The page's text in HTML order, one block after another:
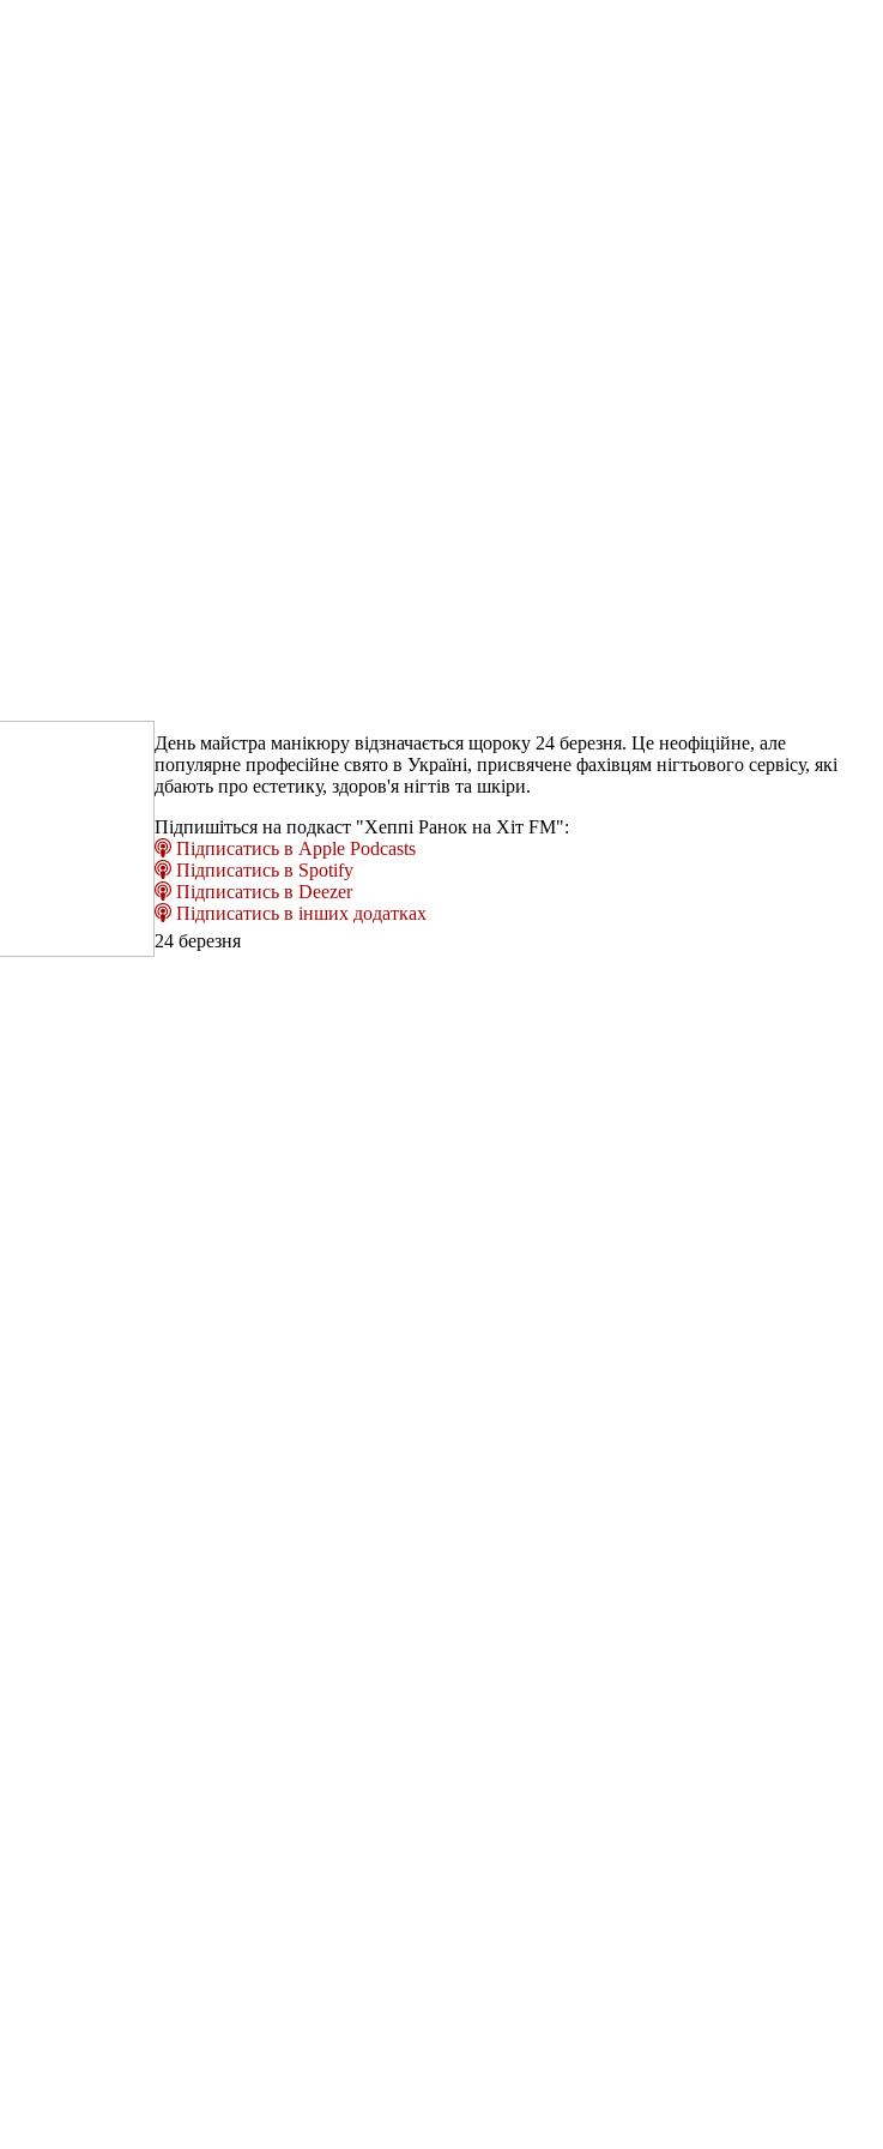
День майстра манікюру відзначається щороку 24 березня. Це неофіційне, але
популярне професійне свято в Україні, присвячене фахівцям нігтьового сервісу, які
дбають про естетику, здоров'я нігтів та шкіри.
Підпишіться на подкаст "Хеппі Ранок на Хіт FM":
Підписатись в Apple Podcasts
Підписатись в Spotify
Підписатись в Deezer
Підписатись в інших додатках
24 березня